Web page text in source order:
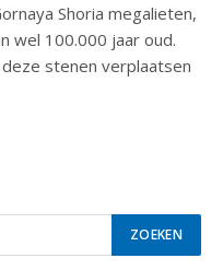
Shoria megalieten,
wel 100.000 jaar oud.
stenen verplaatsen